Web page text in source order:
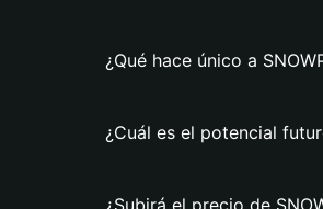
¿Qué hace único a
¿Cuál es el potencial
¿Subirá el precio de